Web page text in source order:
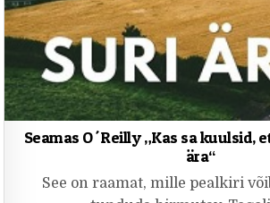
Seamas O´Reilly „Kas sa kuulsid,
ära“
See on raamat, mille pealkiri